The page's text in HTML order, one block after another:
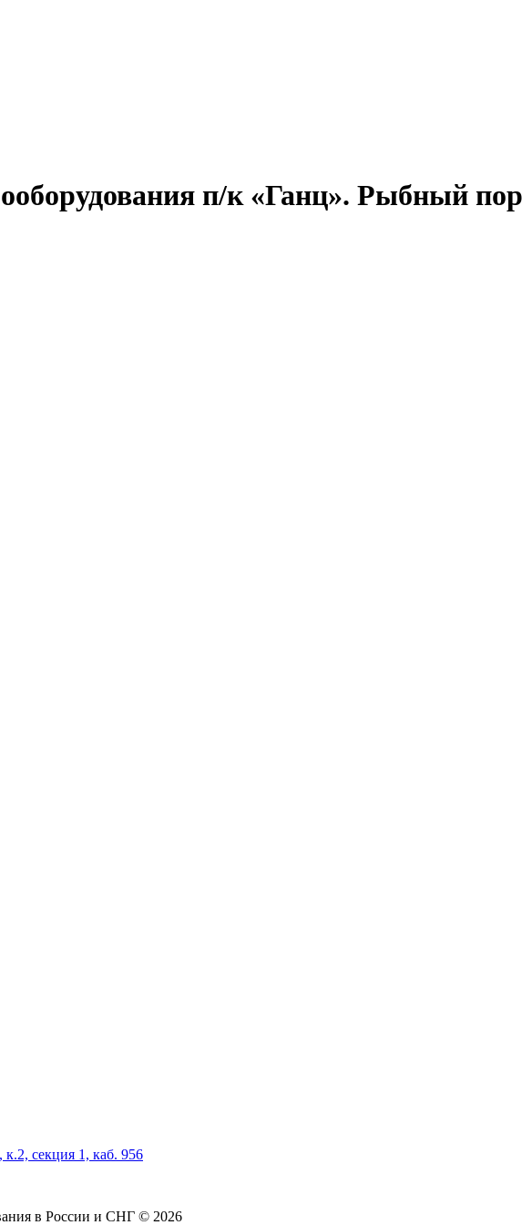
п/к «Ганц». Рыбный
к.2, секция 1, каб. 956
в России и СНГ © 2026